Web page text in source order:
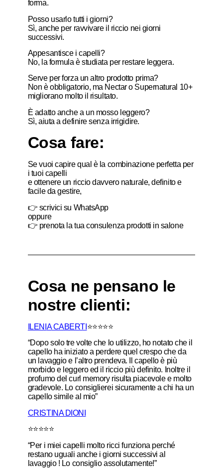
forma.
Posso usarlo tutti i giorni?
Sì, anche per ravvivare il riccio nei giorni
successivi.
Appesantisce i capelli?
No, la formula è studiata per restare leggera.
Serve per forza un altro prodotto prima?
Non è obbligatorio, ma Nectar o Supernatural 10+
migliorano molto il risultato.
È adatto anche a un mosso leggero?
Sì, aiuta a definire senza irrigidire.
Cosa fare:
Se vuoi capire qual è la combinazione perfetta per
i tuoi capelli
e ottenere un riccio davvero naturale, definito e
facile da gestire,
👉 scrivici su WhatsApp
oppure
👉 prenota la tua consulenza prodotti in salone
Cosa ne pensano le
nostre clienti:
ILENI ACABERTI ⭐⭐⭐⭐⭐
“Dopo solo tre volte che lo utilizzo, ho notato che il
capello ha iniziato a perdere quel crespo che da
un lavaggio e l’altro prendeva. Il capello è più
morbido e leggero ed il riccio più definito. Inoltre il
profumo del curl memory risulta piacevole e molto
gradevole. Lo consiglierei sicuramente a chi ha un
capello simile al mio”
CRISTINA DIONI
⭐⭐⭐⭐⭐
“Per i miei capelli molto ricci funziona perché
restano uguali anche i giorni successivi al
lavaggio ! Lo consiglio assolutamente!”